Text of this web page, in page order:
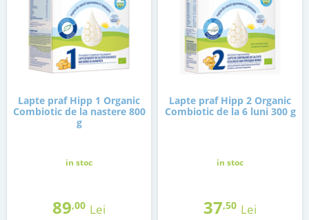
Lapte praf Hipp 1 Organic
Combiotic de la nastere 800
g
in stoc
89,00 Lei
Lapte praf Hipp 2 Organic
Combiotic de la 6 luni 300 g
in stoc
37,50 Lei